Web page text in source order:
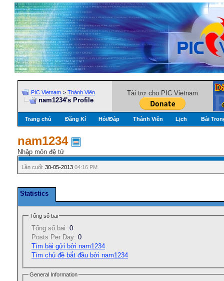
PIC Vietnam > Thành Viên
nam1234's Profile
Tài trợ cho PIC Vietnam
Trang chủ Đăng Kí Hỏi/Ðáp Thành Viên Lịch Bài
nam1234
Nhập môn đệ tử
Lần cuối: 30-05-2013 04:16 PM
Statistics
Tổng số bai
Tổng số bai: 0
Posts Per Day: 0
Tìm bài gửi bởi nam1234
Tìm chủ đề bắt đầu bởi nam1234
General Information